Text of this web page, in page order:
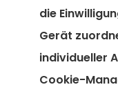
die
Gerät
individueller
Cookie-